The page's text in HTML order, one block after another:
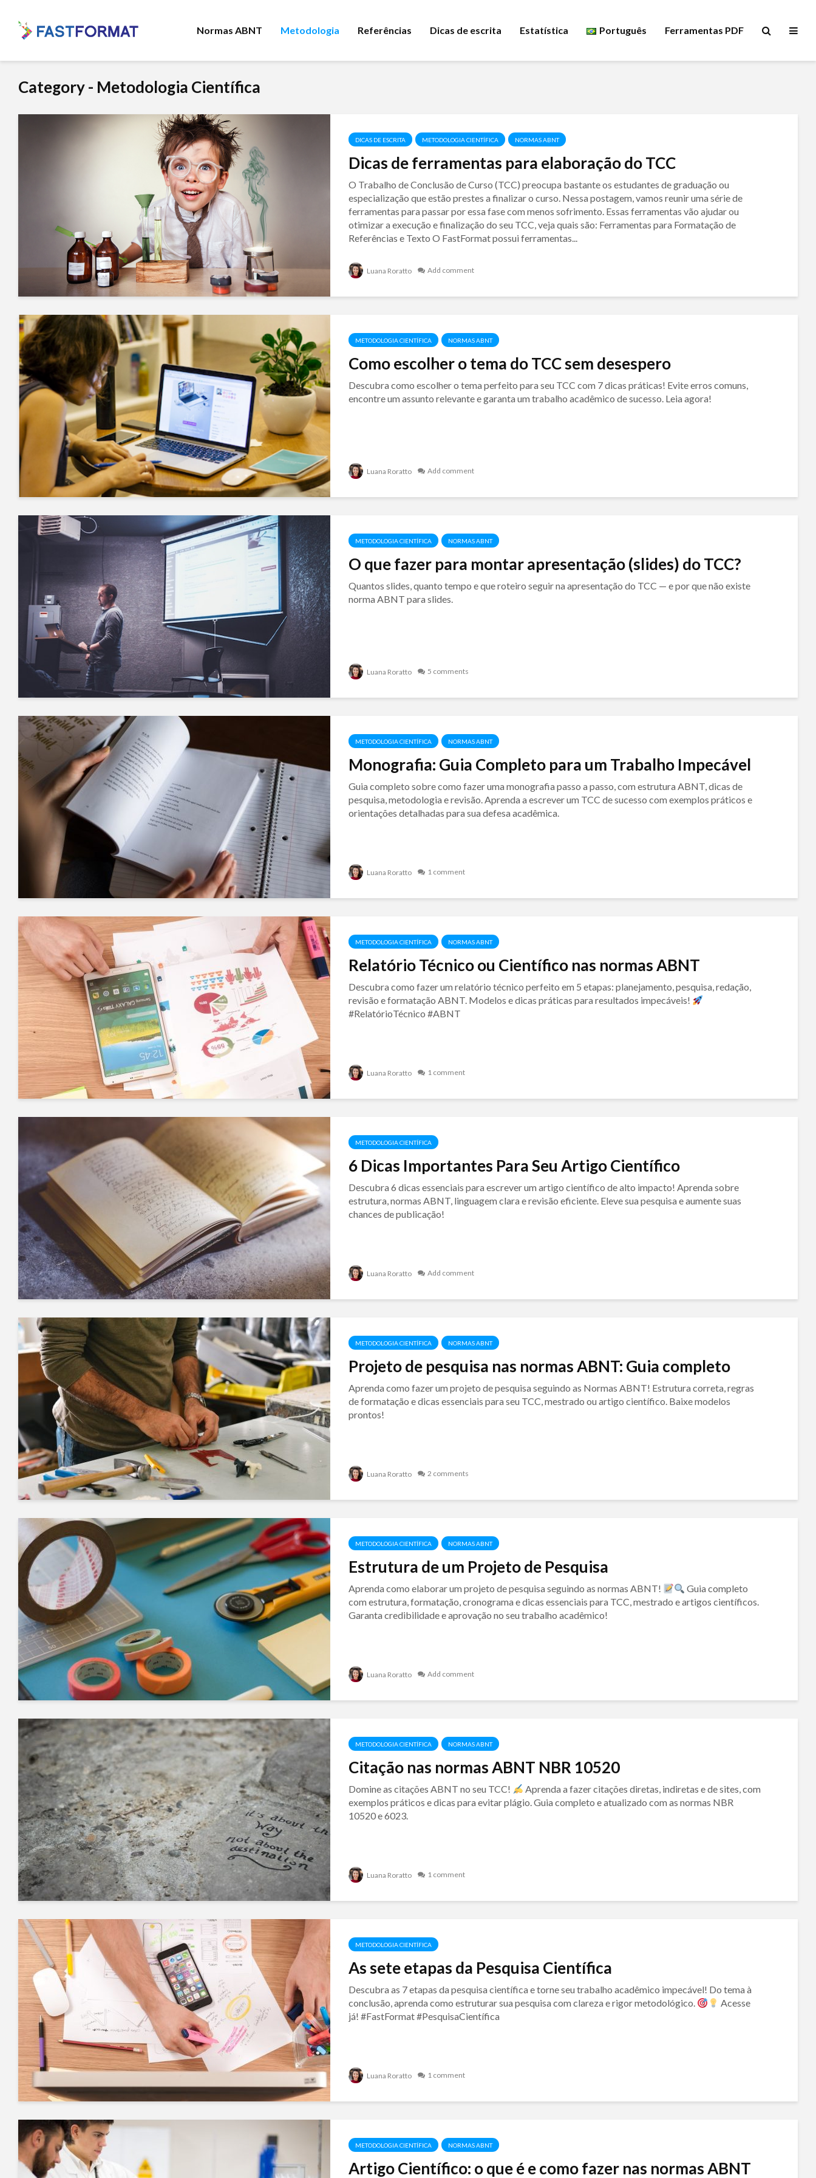
Normas ABNT Metodologia Referências Dicas de escrita Estatística Português Ferramentas PDF
Category - Metodologia Científica
DICAS DE ESCRITA METODOLOGIA CIENTÍFICA NORMAS ABNT
Dicas de ferramentas para elaboração do TCC
O Trabalho de Conclusão de Curso (TCC) preocupa bastante os estudantes de graduação ou
especialização que estão prestes a finalizar o curso. Nessa postagem, vamos reunir uma série de
ferramentas para passar por essa fase com menos sofrimento. Essas ferramentas vão ajudar ou
otimizar a execução e finalização do seu TCC, veja quais são: Ferramentas para Formatação de
Referências e Texto O FastFormat possui ferramentas...
Luana Roratto Add comment
METODOLOGIA CIENTÍFICA NORMAS ABNT
Como escolher o tema do TCC sem desespero
Descubra como escolher o tema perfeito para seu TCC com 7 dicas práticas! Evite erros comuns,
encontre um assunto relevante e garanta um trabalho acadêmico de sucesso. Leia agora!
Luana Roratto Add comment
METODOLOGIA CIENTÍFICA NORMAS ABNT
O que fazer para montar apresentação (slides) do TCC?
Quantos slides, quanto tempo e que roteiro seguir na apresentação do TCC — e por que não existe
norma ABNT para slides.
Luana Roratto 5 comments
METODOLOGIA CIENTÍFICA NORMAS ABNT
Monografia: Guia Completo para um Trabalho Impecável
Guia completo sobre como fazer uma monografia passo a passo, com estrutura ABNT, dicas de
pesquisa, metodologia e revisão. Aprenda a escrever um TCC de sucesso com exemplos práticos e
orientações detalhadas para sua defesa acadêmica.
Luana Roratto 1 comment
METODOLOGIA CIENTÍFICA NORMAS ABNT
Relatório Técnico ou Científico nas normas ABNT
Descubra como fazer um relatório técnico perfeito em 5 etapas: planejamento, pesquisa, redação,
revisão e formatação ABNT. Modelos e dicas práticas para resultados impecáveis!
#RelatórioTécnico #ABNT
Luana Roratto 1 comment
METODOLOGIA CIENTÍFICA
6 Dicas Importantes Para Seu Artigo Científico
Descubra 6 dicas essenciais para escrever um artigo científico de alto impacto! Aprenda sobre
estrutura, normas ABNT, linguagem clara e revisão eficiente. Eleve sua pesquisa e aumente suas
chances de publicação!
Luana Roratto Add comment
METODOLOGIA CIENTÍFICA NORMAS ABNT
Projeto de pesquisa nas normas ABNT: Guia completo
Aprenda como fazer um projeto de pesquisa seguindo as Normas ABNT! Estrutura correta, regras
de formatação e dicas essenciais para seu TCC, mestrado ou artigo científico. Baixe modelos
prontos!
Luana Roratto 2 comments
METODOLOGIA CIENTÍFICA NORMAS ABNT
Estrutura de um Projeto de Pesquisa
Aprenda como elaborar um projeto de pesquisa seguindo as normas ABNT!
Guia completo
com estrutura, formatação, cronograma e dicas essenciais para TCC, mestrado e artigos científicos.
Garanta credibilidade e aprovação no seu trabalho acadêmico!
Luana Roratto Add comment
METODOLOGIA CIENTÍFICA NORMAS ABNT
Citação nas normas ABNT NBR 10520
Domine as citações ABNT no seu TCC!
Aprenda a fazer citações diretas, indiretas e de sites, com
exemplos práticos e dicas para evitar plágio. Guia completo e atualizado com as normas NBR
10520 e 6023.
Luana Roratto 1 comment
METODOLOGIA CIENTÍFICA
As sete etapas da Pesquisa Científica
Descubra as 7 etapas da pesquisa científica e torne seu trabalho acadêmico impecável! Do tema à
conclusão, aprenda como estruturar sua pesquisa com clareza e rigor metodológico.
Acesse
já! #FastFormat #PesquisaCientífica
Luana Roratto 1 comment
METODOLOGIA CIENTÍFICA NORMAS ABNT
Artigo Científico: o que é e como fazer nas normas ABNT